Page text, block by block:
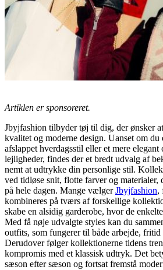
Artiklen er sponsoreret.
Jbyjfashion tilbyder tøj til dig, der ønsker
kvalitet og moderne design. Uanset om du
afslappet hverdagsstil eller et mere
lejligheder, findes der et bredt udvalg af
nemt at udtrykke din personlige stil.
ved tidløse snit, flotte farver og materialer,
på hele dagen. Mange vælgerJbyjfashion,
kombineres på tværs af forskellige
skabe en alsidig garderobe, hvor de
Med få nøje udvalgte styles kan du
outfits, som fungerer til både arbejde, fritid
Derudover følger kollektionerne tidens
kompromis med et klassisk udtryk. Det
sæson efter sæson og fortsat fremstå